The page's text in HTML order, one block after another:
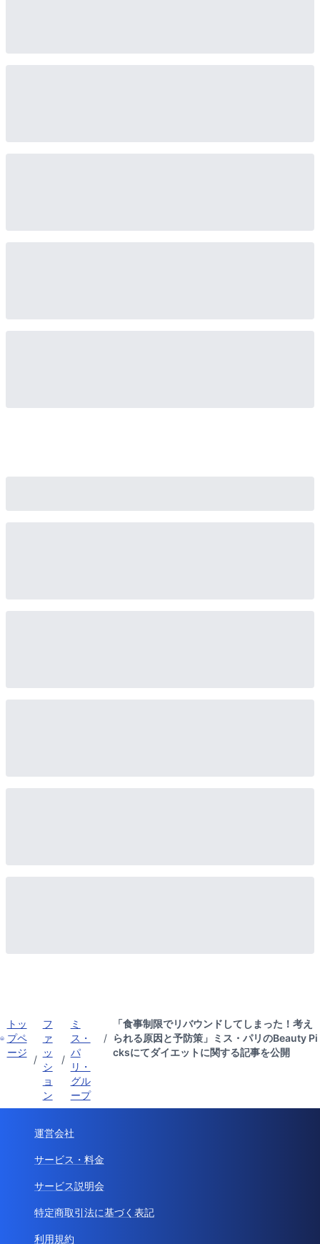
トッ
プペ
ージ
/
フ
ァ
ッ
シ
ョ
ン
/
ミ
ス・
パ
リ・
グル
ープ
/
「食事制限でリバウンドしてしまった！考え
られる原因と予防策」ミス・パリのBeauty Pi
cksにてダイエットに関する記事を公開
運営会社
サービス・料金
サービス説明会
特定商取引法に基づく表記
利用規約